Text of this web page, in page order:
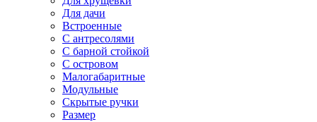
Для дачи
Встроенные
С антресолями
С барной стойкой
С островом
Малогабаритные
Модульные
Скрытые ручки
Размер